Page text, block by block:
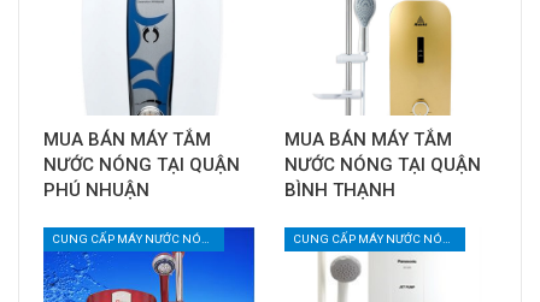
MUA BÁN MÁY TẮM
NƯỚC NÓNG TẠI QUẬN
PHÚ NHUẬN
MUA BÁN MÁY TẮM
NƯỚC NÓNG TẠI QUẬN
BÌNH THẠNH